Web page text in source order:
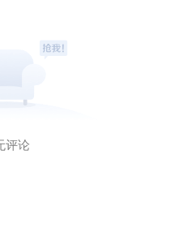
评论